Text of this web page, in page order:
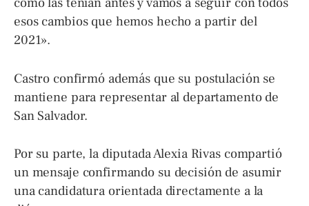
esos cambios que hemos hecho a partir del
2021».
Castro confirmó además que su postulación se
mantiene para representar al departamento de
San Salvador.
Por su parte, la diputada Alexia Rivas compartió
un mensaje confirmando su decisión de asumir
una candidatura orientada directamente a la